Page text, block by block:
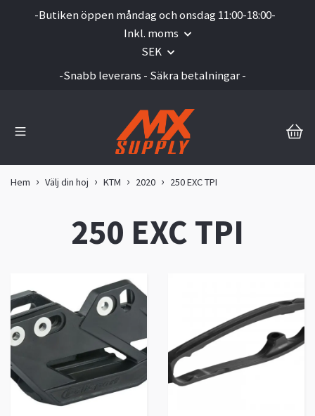
-Butiken öppen måndag och onsdag 11:00-18:00-
Inkl. moms
SEK
-Snabb leverans - Säkra betalningar -
Hem Välj din hoj KTM 2020 250 EXC TPI
250 EXC TPI